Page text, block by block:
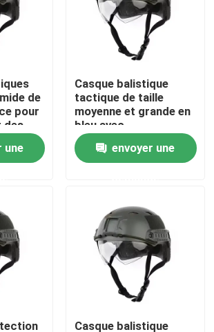
qualité
militaire
des balles tactique militaire
de
pour
des
une
Casque balistique
tactique de taille
moyenne et grande en
bleu avec
caractéristique
imperméable à l'eau
envoyer une
Casque balistique